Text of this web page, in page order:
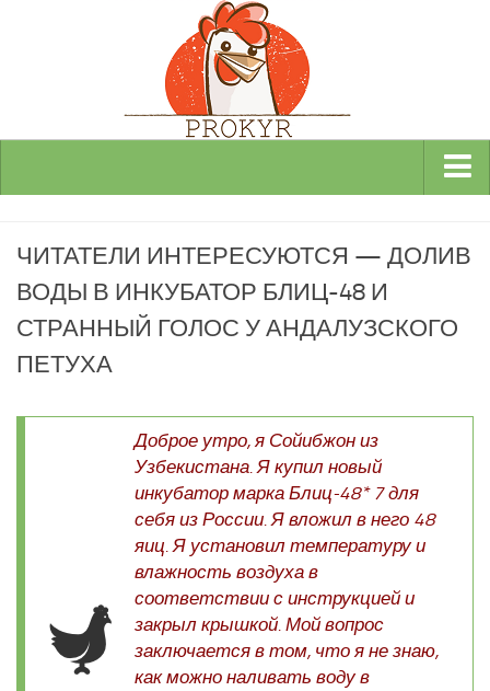
Декоративные
Мясные
Мясо-яичные
Здоровье кур
Разведение и содержание кур
Курятники и клетки
Полезное о курах
Другие птицы
Индюки
ЧИТАТЕЛИ ИНТЕРЕСУЮТСЯ — ДОЛИВ
ВОДЫ В ИНКУБАТОР БЛИЦ-48 И
СТРАННЫЙ ГОЛОС У АНДАЛУЗСКОГО
ПЕТУХА
Доброе утро, я Сойибжон из
Узбекистана. Я купил новый
инкубатор марка Блиц-48* 7 для
себя из России. Я вложил в него 48
яиц. Я установил температуру и
влажность воздуха в
соответствии с инструкцией и
закрыл крышкой. Мой вопрос
заключается в том, что я не знаю,
как можно наливать воду в